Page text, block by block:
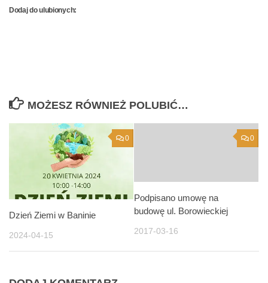
Dodaj do ulubionych:
MOŻESZ RÓWNIEŻ POLUBIĆ…
0
Dzień Ziemi w Baninie
2024-04-15
0
Podpisano umowę na
budowę ul. Borowieckiej
2017-03-16